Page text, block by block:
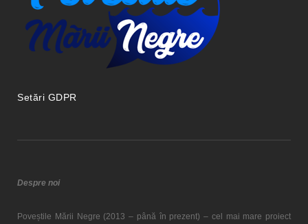
Setări GDPR
Despre noi
Poveștile Mării Negre (2013 – până în prezent) – cel mai mare proiect